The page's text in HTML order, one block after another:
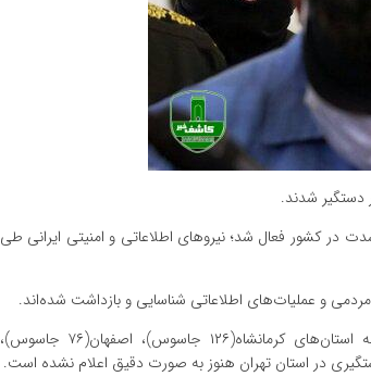
در کشور فعال شد؛ نیروهای اطلاعاتی و امنیتی ایرانی طی
و عملیات‌های اطلاعاتی شناسایی و بازداشت شده‌اند.
بررسی اخبار منتشر شده در ۱۲ روز گذشته نشان می‌دهد بیشترین موارد دستگیری مربوط به استان‌های کرمانشاه(۱۲۶ جاسوس)، اصفهان(۷۶ جاسوس)،